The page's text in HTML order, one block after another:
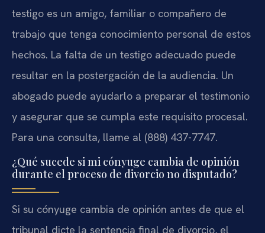
testigo es un amigo, familiar o compañero de
trabajo que tenga conocimiento personal de estos
hechos. La falta de un testigo adecuado puede
resultar en la postergación de la audiencia. Un
abogado puede ayudarlo a preparar el testimonio
y asegurar que se cumpla este requisito procesal.
Para una consulta, llame al (888) 437-7747.
¿Qué sucede si mi cónyuge cambia de opinión
durante el proceso de divorcio no disputado?
Si su cónyuge cambia de opinión antes de que el
tribunal dicte la sentencia final de divorcio, el